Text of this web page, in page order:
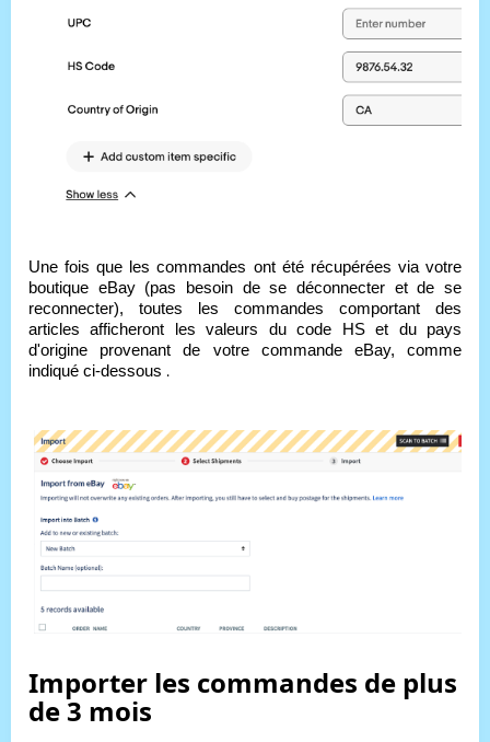
Une fois que les commandes ont été récupérées via votre
boutique eBay (pas besoin de se déconnecter et de se
reconnecter), toutes les commandes comportant des
articles afficheront les valeurs du code HS et du pays
d'origine provenant de votre commande eBay, comme
indiqué ci-dessous .
Importer les commandes de plus
de 3 mois